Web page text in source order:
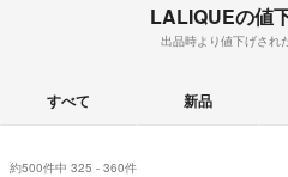
LALIQUEの値
出品時より値下げされ
すべて 新品
約500件中 325 - 360件